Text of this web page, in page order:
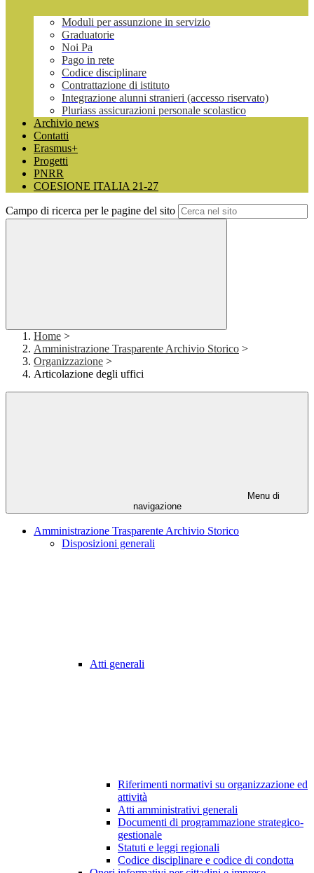
Moduli per assunzione in servizio
Graduatorie
Noi Pa
Pago in rete
Codice disciplinare
Contrattazione di istituto
Integrazione alunni stranieri (accesso riservato)
Pluriass assicurazioni personale scolastico
Archivio news
Contatti
Erasmus+
Progetti
PNRR
COESIONE ITALIA 21-27
Campo di ricerca per le pagine del sito
Home >
Amministrazione Trasparente Archivio Storico >
Organizzazione >
Articolazione degli uffici
Menu di
navigazione
Amministrazione Trasparente Archivio Storico
Disposizioni generali
Atti generali
Riferimenti normativi su organizzazione ed
attività
Atti amministrativi generali
Documenti di programmazione strategico-
gestionale
Statuti e leggi regionali
Codice disciplinare e codice di condotta